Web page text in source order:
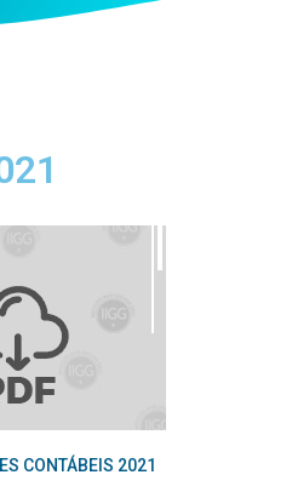
CONTÁBEIS 2021